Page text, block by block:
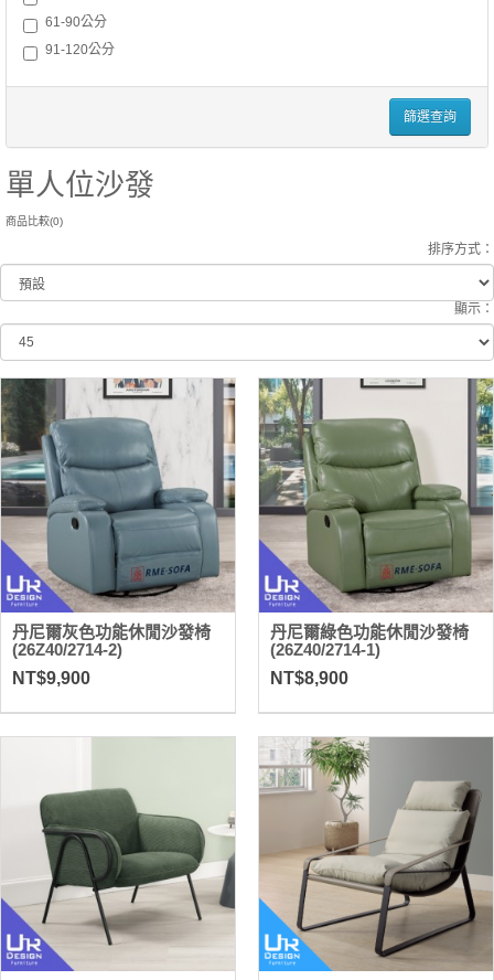
61-90公分
91-120公分
篩選查詢
單人位沙發
商品比較(0)
排序方式：
顯示：
丹尼爾灰色功能休閒沙發椅
(26Z40/2714-2)
NT$9,900
丹尼爾綠色功能休閒沙發椅
(26Z40/2714-1)
NT$8,900